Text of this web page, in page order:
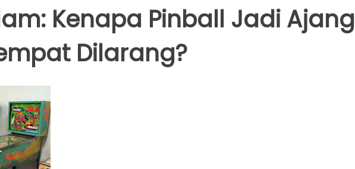
Kenapa Pinball Jadi Ajang
Dilarang?